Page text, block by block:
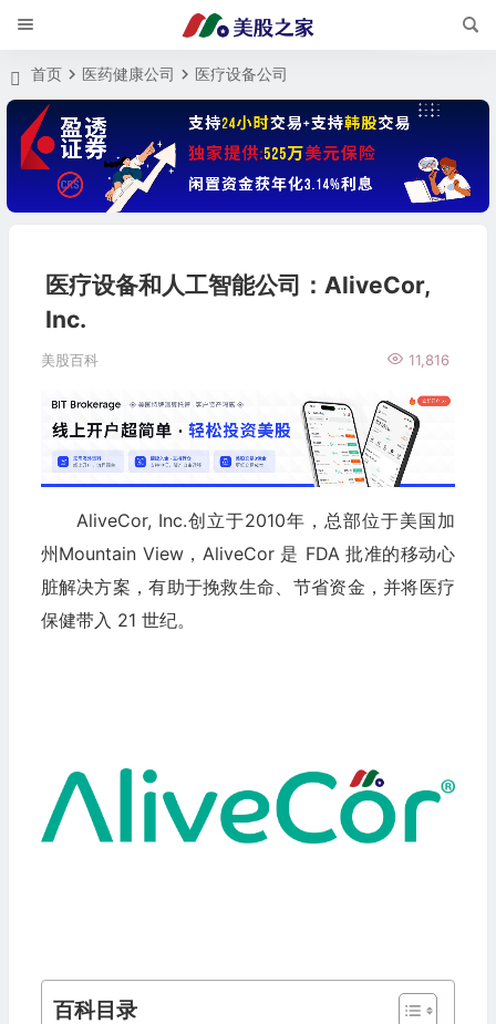
首页 医药健康公司 医疗设备公司
医疗设备和人工智能公司：AliveCor,
Inc.
美股百科 11,816
AliveCor, Inc.创立于2010年，总部位于美国加
州Mountain View，AliveCor 是 FDA 批准的移动心
脏解决方案，有助于挽救生命、节省资金，并将医疗
保健带入 21 世纪。
百科目录